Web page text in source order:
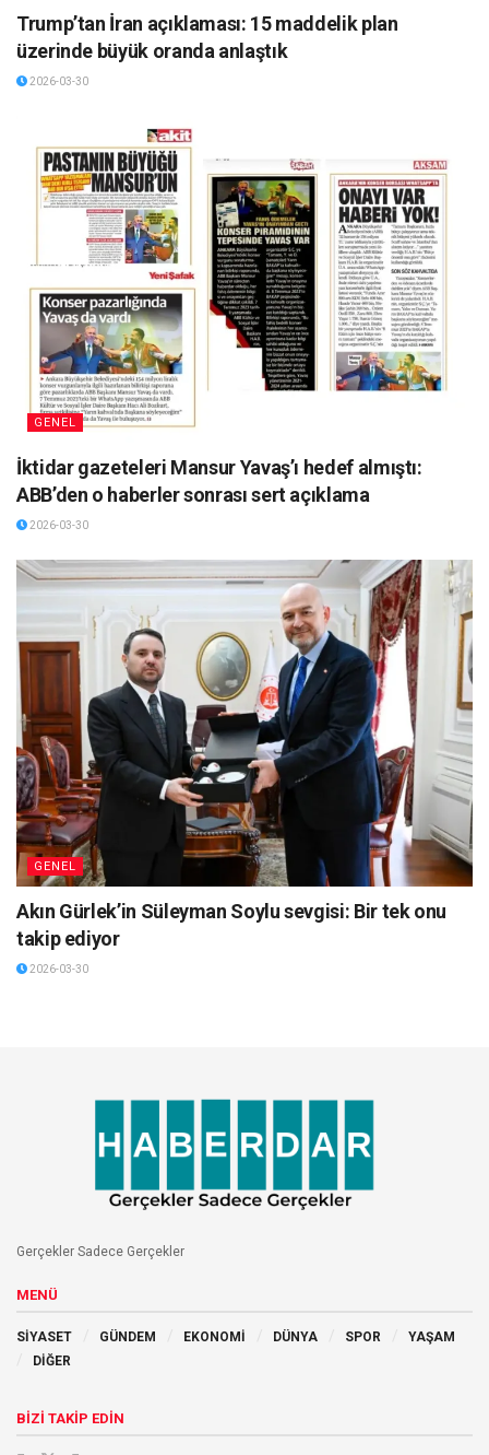
Trump’tan İran açıklaması: 15 maddelik plan
üzerinde büyük oranda anlaştık
2026-03-30
GENEL
İktidar gazeteleri Mansur Yavaş’ı hedef almıştı:
ABB’den o haberler sonrası sert açıklama
2026-03-30
GENEL
Akın Gürlek’in Süleyman Soylu sevgisi: Bir tek onu
takip ediyor
2026-03-30
Gerçekler Sadece Gerçekler
MENÜ
SİYASET GÜNDEM EKONOMİ DÜNYA SPOR
YAŞAM
DİĞER
BİZİ TAKİP EDİN